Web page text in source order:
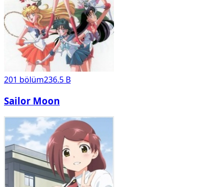
201 bölüm236.5 B
Sailor Moon